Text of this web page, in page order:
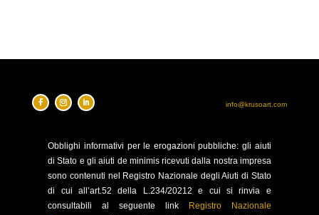
info@krusoart.com
Obblighi informativi per le erogazioni pubbliche: gli aiuti
di Stato e gli aiuti de minimis ricevuti dalla nostra impresa
sono contenuti nel Registro Nazionale degli Aiuti di Stato
di cui all’art.52 della L.234/20212 e cui si rinvia e
consultabili al seguente link
Registro Nazionale